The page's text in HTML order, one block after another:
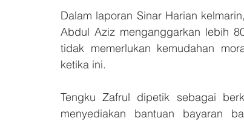
Dalam laporan Sinar Harian
Abdul Aziz menganggarkan lebih
tidak memerlukan kemudahan
ketika ini.
Tengku Zafrul dipetik sebagai
menyediakan bantuan bayaran